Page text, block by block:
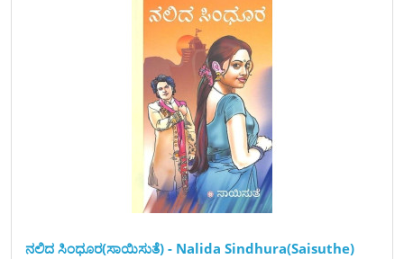
ನಲಿದ ಸಿಂಧೂರ(ಸಾಯಿಸುತೆ) - Nalida Sindhura(Saisuthe)